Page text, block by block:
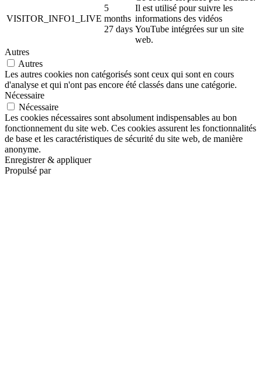
VISITOR_INFO1_LIVE
5
months
27 days
Il est utilisé pour suivre les
informations des vidéos
YouTube intégrées sur un site
web.
Autres
Autres
Les autres cookies non catégorisés sont ceux qui sont en cours
d'analyse et qui n'ont pas encore été classés dans une catégorie.
Nécessaire
Nécessaire
Les cookies nécessaires sont absolument indispensables au bon
fonctionnement du site web. Ces cookies assurent les fonctionnalités
de base et les caractéristiques de sécurité du site web, de manière
anonyme.
Enregistrer & appliquer
Propulsé par